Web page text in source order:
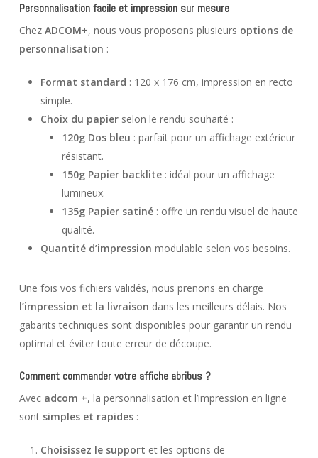
Personnalisation facile et impression sur mesure
Chez ADCOM+, nous vous proposons plusieurs options de
personnalisation :
Format standard : 120 x 176 cm, impression en recto
simple.
Choix du papierselon le rendu souhaité :
120g Dos bleu : parfait pour un affichage extérieur
résistant.
150g Papier backlite: idéal pour un affichage
lumineux.
135g Papier satiné: offre un rendu visuel de haute
qualité.
Quantité d’impression modulable selon vos besoins.
Une fois vos fichiers validés, nous prenons en charge
l’impression et la livraison dans les meilleurs délais. Nos
gabarits techniques sont disponibles pour garantir un rendu
optimal et éviter toute erreur de découpe.
Comment commander votre affiche abribus ?
Avec adcom +, la personnalisation et l’impression en ligne
sont simples et rapides:
Choisissez le support et les options de